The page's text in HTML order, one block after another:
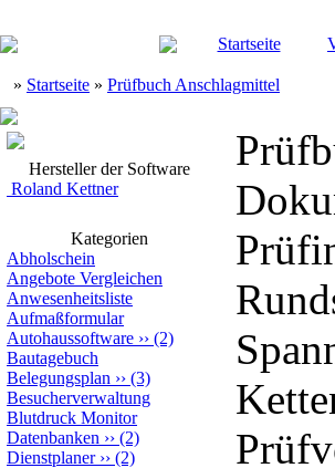
Startseite
» Startseite » Prüfbuch Anschlagmittel
Hersteller der Software
Roland Kettner
Kategorien
Abholschein
Angebote Vergleichen
Anwesenheitsliste
Aufmaßformular
Autohaussoftware ›› (2)
Bautagebuch
Belegungsplan ›› (3)
Besucherverwaltung
Blutdruck Monitor
Datenbanken ›› (2)
Dienstplaner›› (2)